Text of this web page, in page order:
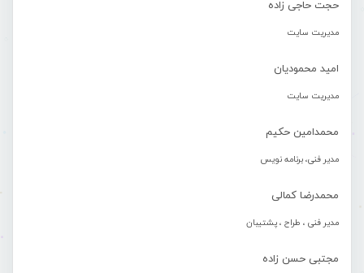
حجت حاجی زاده
مدیریت سایت
امید محمودیان
مدیریت سایت
محمدامین حکیم
مدیر فنی، برنامه نویس
محمدرضا کمالی
مدیر فنی ، طراح ، پشتیبان
مجتبی حسن زاده